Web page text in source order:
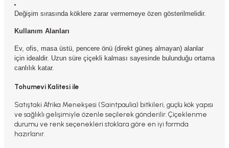
Değişim sırasında köklere zarar vermemeye özen gösterilmelidir.
Kullanım Alanları
Ev, ofis, masa üstü, pencere önü (direkt güneş almayan) alanlar
için idealdir. Uzun süre çiçekli kalması sayesinde bulunduğu ortama
canlılık katar.
Tohumevi Kalitesi ile
Satıştaki Afrika Menekşesi (Saintpaulia) bitkileri, güçlü kök yapısı
ve sağlıklı gelişimiyle özenle seçilerek gönderilir. Çiçeklenme
durumu ve renk seçenekleri stoklara göre en iyi formda
hazırlanır.